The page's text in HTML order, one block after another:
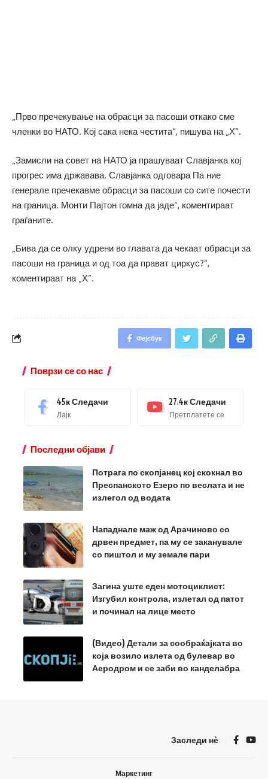
„Прво пречекување на обрасци за пасоши откако сме
членки во НАТО. Кој сака нека честита“, пишува на „Х“.
„Замисли на совет на НАТО ја прашуваат Славјанка кој
прогрес има државава. Славјанка одговара Па ние
генерале пречекавме обрасци за пасоши со сите почести
на граница. Монти Пајтон гомна да јаде“, коментираат
граѓаните.
„Бива да се олку удрени во главата да чекаат обрасци за
пасоши на граница и од тоа да прават циркус?“,
коментираат на „Х“.
Фејсбук
Поврзи се со нас
45кСледачи
Лајк
27.4кСледачи
Претплатете се
Последни објави
Потрага по скопјанец кој скокнал во
Преспанското Езеро по веслата и не
излегол од водата
Нападнале маж од Арачиново со
дрвен предмет, па му се заканувале
со пиштол и му земале пари
Загина уште еден мотоциклист:
Изгубил контрола, излетал од патот
и починал на лице место
(Видео) Детали за сообраќајката во
која возило излета од булевар во
Аеродром и се заби во канделабра
Заследи нѐ
Маркетинг